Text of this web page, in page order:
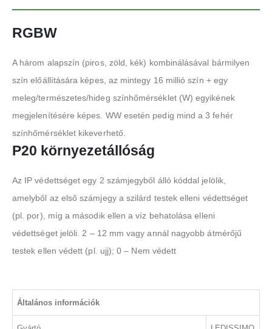
RGBW
A három alapszín (piros, zöld, kék) kombinálásával bármilyen
szín előállítására képes, az mintegy 16 millió szín + egy
meleg/természetes/hideg színhőmérséklet (W) egyikének
megjelenítésére képes. WW esetén pedig mind a 3 fehér
színhőmérséklet kikeverhető.
P20 környezetállóság
Az IP védettséget egy 2 számjegyből álló kóddal jelölik,
amelyből az első számjegy a szilárd testek elleni védettséget
(pl. por), míg a második ellen a víz behatolása elleni
védettséget jelöli. 2 – 12 mm vagy annál nagyobb átmérőjű
testek ellen védett (pl. ujj); 0 – Nem védett
Általános információk